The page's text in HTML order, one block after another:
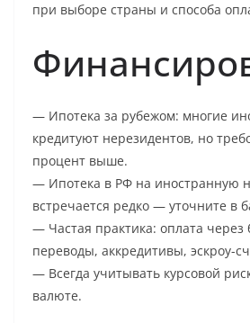
при выборе страны и способа
— Ипотека за рубежом: многие
кредитуют нерезидентов, но
процент выше.
— Ипотека в РФ на иностранную
встречается редко — уточните в
— Частая практика: оплата через
переводы, аккредитивы, эскроу-
— Всегда учитывать курсовой
валюте.